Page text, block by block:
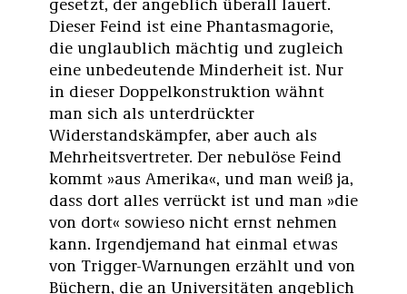
Dieser Feind ist eine Phantasmagorie,
die unglaublich mächtig und zugleich
eine unbedeutende Minderheit ist. Nur
in dieser Doppelkonstruktion wähnt
man sich als unterdrückter
Widerstandskämpfer, aber auch als
Mehrheitsvertreter. Der nebulöse Feind
kommt »aus Amerika«, und man weiß ja,
dass dort alles verrückt ist und man »die
von dort« sowieso nicht ernst nehmen
kann. Irgendjemand hat einmal etwas
von Trigger-Warnungen erzählt und von
Büchern, die an Universitäten angeblich